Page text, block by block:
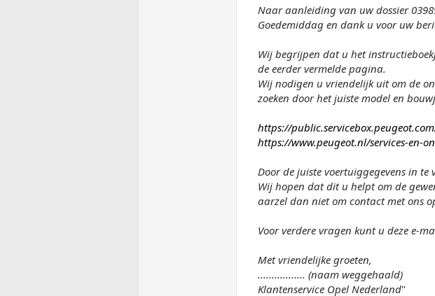
Naar aanleiding van uw dossier
Goedemiddag en dank u voor uw
Wij begrijpen dat u het
de eerder vermelde pagina.
Wij nodigen u vriendelijk uit om de
zoeken door het juiste model en
https://
https://www.peugeot.nl/services-en-
Door de juiste voertuiggegevens in
Wij hopen dat dit u helpt om de
aarzel dan niet om contact met ons
Voor verdere vragen kunt u deze e-
Met vriendelijke groeten,
................. (naam weggehaald)
Klantenservice Opel Nederland"​